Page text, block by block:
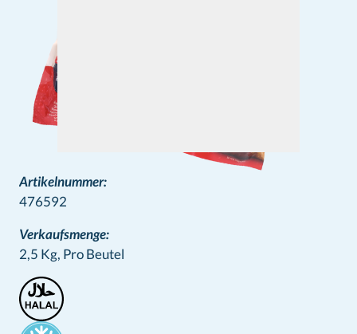
Artikelnummer:
476592
Verkaufsmenge:
2,5 Kg, Pro Beutel
Stamps